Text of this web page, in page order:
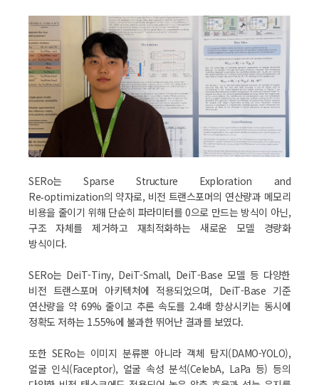
SERo는 Sparse Structure Exploration and
Re‑optimization의 약자로, 비전 트랜스포머의 연산량과 메모리
비용을 줄이기 위해 단순히 파라미터를 0으로 만드는 방식이 아닌,
구조 자체를 제거하고 재최적화하는 새로운 모델 경량화
방식이다.
SERo는 DeiT-Tiny, DeiT-Small, DeiT-Base 모델 등 다양한
비전 트랜스포머 아키텍처에 적용되었으며, DeiT-Base 기준
연산량을 약 69% 줄이고 추론 속도를 2.4배 향상시키는 동시에
정확도 저하는 1.55%에 불과한 뛰어난 결과를 보였다.
또한 SERo는 이미지 분류뿐 아니라 객체 탐지(DAMO-YOLO),
얼굴 인식(Faceptor), 얼굴 속성 분석(CelebA, LaPa 등) 등의